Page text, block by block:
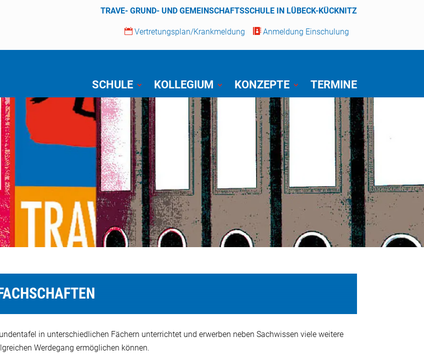
TRAVE- GRUND- UND GEMEINSCHAFTSSCHULE IN LÜBECK-KÜCKNITZ
Anmeldung Einschulung
Vertretungsplan/Krankmeldung
SCHULE KOLLEGIUM KONZEPTE TERMINE
in unterschiedlichen Fächern unterrichtet und erwerben neben Sachwissen viele weitere
Werdegang ermöglichen können.